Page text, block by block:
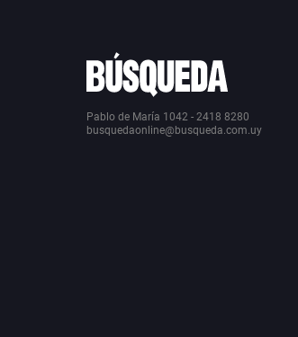
Pablo de María 1042 - 2418 8280
busquedaonline@busqueda.com.uy